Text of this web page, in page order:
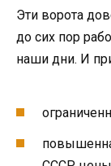
Эти ворота
до сих пор
наши дни. И